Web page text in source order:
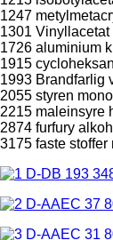
1247
1301 Vinyllacetat
1726 aluminium
1915
1993 Brandfarlig
2055 styren
2215 maleinsyre
2874 furfury
3175 faste